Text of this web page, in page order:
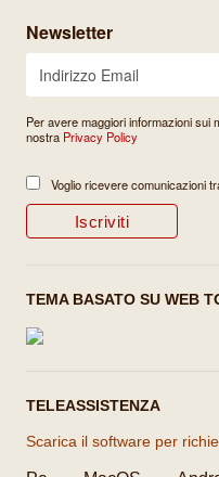
Newsletter
Per avere maggiori informazioni sui
nostra Privacy Policy
Voglio ricevere comunicazioni
TEMA BASATO SU WEB
TELEASSISTENZA
Scarica il software per